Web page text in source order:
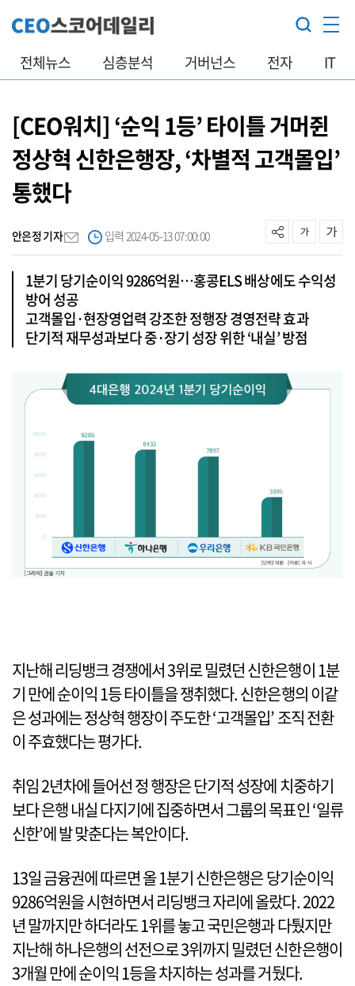
전체뉴스 심층분석 거버넌스 전자 IT
[CEO워치] ‘순익 1등’ 타이틀 거머쥔
정상혁 신한은행장, ‘차별적 고객몰입’
통했다
안은정 기자 입력 2024-05-13 07:00:00
1분기 당기순이익 9286억원…홍콩ELS 배상에도 수익성
방어 성공
고객몰입·현장영업력 강조한 정행장 경영전략 효과
단기적 재무성과보다 중·장기 성장 위한 ‘내실’ 방점
지난해 리딩뱅크 경쟁에서 3위로 밀렸던 신한은행이 1분
기 만에 순이익 1등 타이틀을 쟁취했다. 신한은행의 이같
은 성과에는 정상혁 행장이 주도한 ‘고객몰입’ 조직 전환
이 주효했다는 평가다.
취임 2년차에 들어선 정 행장은 단기적 성장에 치중하기
보다 은행 내실 다지기에 집중하면서 그룹의 목표인 ‘일류
신한’에 발 맞춘다는 복안이다.
13일 금융권에 따르면 올 1분기 신한은행은 당기순이익
9286억원을 시현하면서 리딩뱅크 자리에 올랐다. 2022
년 말까지만 하더라도 1위를 놓고 국민은행과 다퉜지만
지난해 하나은행의 선전으로 3위까지 밀렸던 신한은행이
3개월 만에 순이익 1등을 차지하는 성과를 거뒀다.